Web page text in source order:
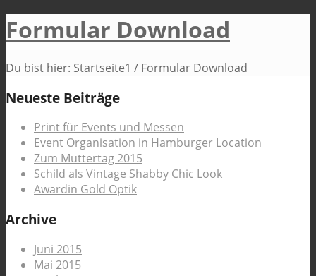
Formular Download
Du bist hier: Startseite1 / Formular Download
Neueste Beiträge
Print für Events und Messen
Event Organisation in Hamburger Location
Zum Muttertag 2015
Schild als Vintage Shabby Chic Look
Awardin Gold Optik
Archive
Juni 2015
Mai 2015